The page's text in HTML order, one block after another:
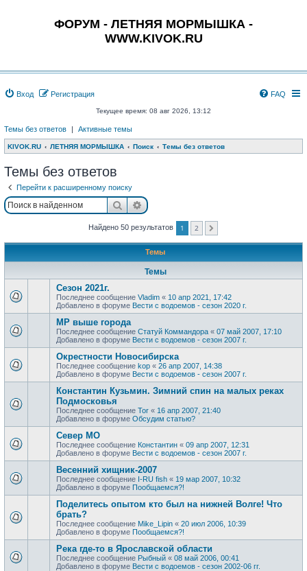
ФОРУМ - ЛЕТНЯЯ МОРМЫШКА -
WWW.KIVOK.RU
Вход Регистрация FAQ
Текущее время: 08 авг 2026, 13:12
Темы без ответов | Активные темы
KIVOK.RU ЛЕТНЯЯ МОРМЫШКА Поиск Темы без ответов
Темы без ответов
Перейти к расширенному поиску
ПоискРасширенный поиск
Найдено 50 результатов 1 2
Темы
Темы
Сезон 2021г.
Последнее сообщение Vladim « 10 апр 2021, 17:42
Добавлено в форуме Вести с водоемов - сезон 2020 г.
МР выше города
Последнее сообщение Статуй Коммандора « 07 май 2007, 17:10
Добавлено в форуме Вести с водоемов - сезон 2007 г.
Окрестности Новосибирска
Последнее сообщение kop « 26 апр 2007, 14:38
Добавлено в форуме Вести с водоемов - сезон 2007 г.
Константин Кузьмин. Зимний спин на малых реках
Подмосковья
Последнее сообщение Tor « 16 апр 2007, 21:40
Добавлено в форуме Обсудим статью?
Север МО
Последнее сообщение Константин « 09 апр 2007, 12:31
Добавлено в форуме Вести с водоемов - сезон 2007 г.
Весенний хищник-2007
Последнее сообщение I-RU fish « 19 мар 2007, 10:32
Добавлено в форуме Пообщаемся?!
Поделитесь опытом кто был на нижней Волге! Что
брать?
Последнее сообщение Mike_Lipin « 20 июл 2006, 10:39
Добавлено в форуме Пообщаемся?!
Река где-то в Ярославской области
Последнее сообщение Рыбный « 08 май 2006, 00:41
Добавлено в форуме Вести с водоемов - сезон 2002-06 гг.